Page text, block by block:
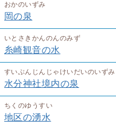
おかのいずみ
岡の泉
いとさきかんのんのみず
糸崎観音の水
すいぶんじんじゃけいだいのいずみ
水分神社境内の泉
ちくのゆうすい
地区の湧水